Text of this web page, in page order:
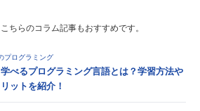
ちらのコラム記事もおすすめです。
プログラミング
べるプログラミング言語とは？学習方法や
ットを紹介！